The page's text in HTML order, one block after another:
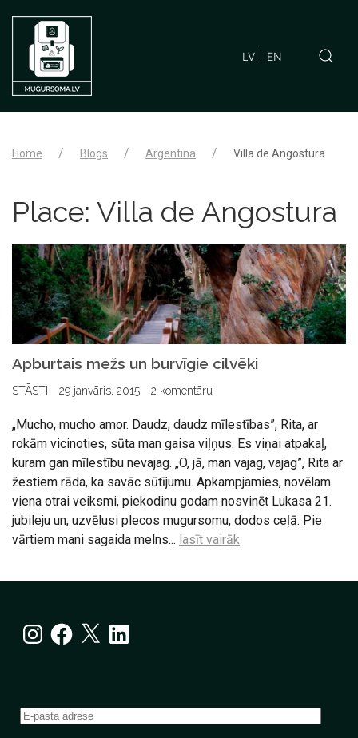
LV EN
Home Blogs Argentina Villa de Angostura
Place: Villa de Angostura
Apburtais mežs un burvīgie cilvēki
STĀSTI 29 janvāris, 2015 2 komentāru
„Mucho, mucho amor. Daudz, daudz mīlestības”, Rita, ar
rokām vicinoties, sūta man gaisa viļņus. Es viņai atpakaļ,
kuram gan mīlestību nevajag. „O, jā, man vajag, vajag”, Rita ar
žestiem rāda, ka savāc sūtījumu. Apkampjamies, novēlam
viena otrai veiksmi, piekodinu godam nosvinēt Lukasa 21.
jubileju un, uzvēlusi plecos mugursomu, dodos ceļā. Pie
vārtiem mani sagaida melns... lasīt vairāk
InstagramFacebook
X LinkedIn
E-